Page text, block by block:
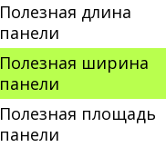
Полезная длина
панели
Полезная ширина
панели
Полезная площадь
панели